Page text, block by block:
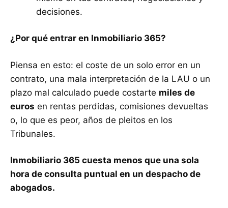
decisiones.
¿Por qué entrar en Inmobiliario 365?
Piensa en esto: el coste de un solo error en un
contrato, una mala interpretación de la LAU o un
plazo mal calculado puede costarte miles de
euros en rentas perdidas, comisiones devueltas
o, lo que es peor, años de pleitos en los
Tribunales.
Inmobiliario 365 cuesta menos que una sola
hora de consulta puntual en un despacho de
abogados.